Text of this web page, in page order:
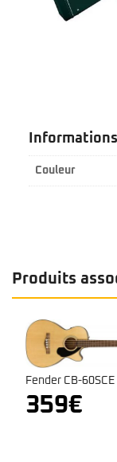
Couleur
Produits
Fender CB-60SCE
359€